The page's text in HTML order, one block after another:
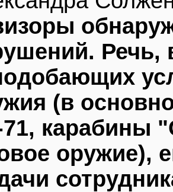
Речь,
(в
карабины
оружие),